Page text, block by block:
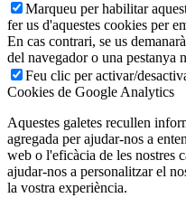
Marqueu per habilitar
fer us d'aquestes cookies per
En cas contrari, se us
del navegador o una pestanya
Feu clic per activar/
Cookies de Google Analytics
Aquestes galetes recullen
agregada per ajudar-nos a
web o l'eficàcia de les nostres
ajudar-nos a personalitzar el
la vostra experiència.